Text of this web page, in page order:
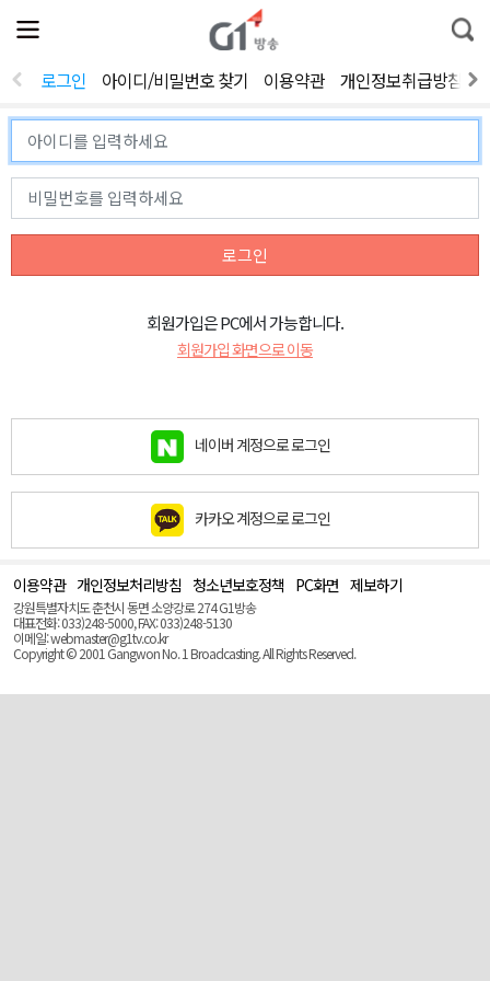
전
체
뉴
열
통
합
색
로그인 아이디/비밀번호 찾기 이용약관 개인정보취급방침
로그인
회원가입은 PC에서 가능합니다.
회원가입 화면으로 이동
네이버 계정으로 로그인
카카오 계정으로 로그인
이용약관 개인정보처리방침 청소년보호정책 PC화면 제보하기
강원특별자치도 춘천시 동면 소양강로 274 G1방송
대표전화: 033)248-5000, FAX: 033)248-5130
이메일: webmaster@g1tv.co.kr
Copyright © 2001 Gangwon No. 1 Broadcasting. All Rights Reserved.